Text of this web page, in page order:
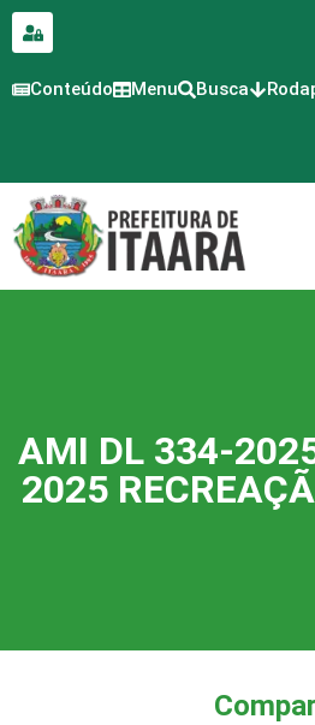
conteúdo
Conteúdo Menu Busca
AMI DL 334-
2025